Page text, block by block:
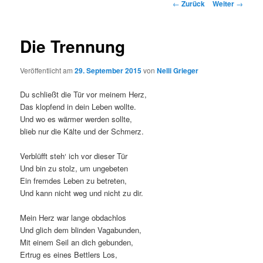
← Zurück Weiter →
Die Trennung
Veröffentlicht am29. September 2015vonNelli Grieger
Du schließt die Tür vor meinem Herz,
Das klopfend in dein Leben wollte.
Und wo es wärmer werden sollte,
blieb nur die Kälte und der Schmerz.
Verblüfft steh‘ ich vor dieser Tür
Und bin zu stolz, um ungebeten
Ein fremdes Leben zu betreten,
Und kann nicht weg und nicht zu dir.
Mein Herz war lange obdachlos
Und glich dem blinden Vagabunden,
Mit einem Seil an dich gebunden,
Ertrug es eines Bettlers Los,